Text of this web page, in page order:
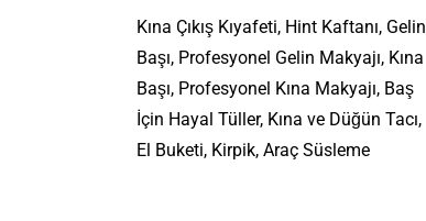
Kına Çıkış Kıyafeti, Hint Kaftanı, Gelin
Başı, Profesyonel Gelin Makyajı, Kına
Başı, Profesyonel Kına Makyajı, Baş
İçin Hayal Tüller, Kına ve Düğün Tacı,
El Buketi, Kirpik, Araç Süsleme